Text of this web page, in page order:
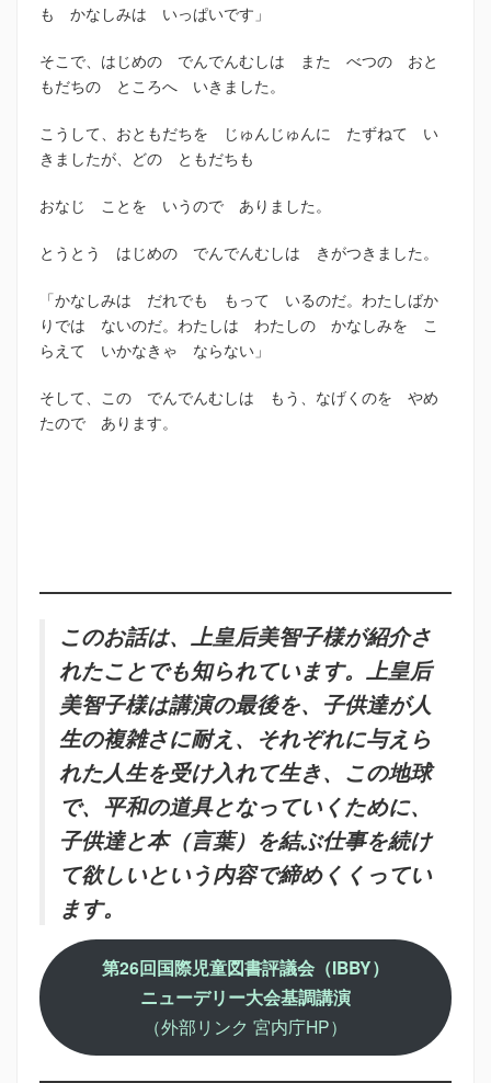
も かなしみは いっぱいです」
そこで、はじめの でんでんむしは また べつの おと
もだちの ところへ いきました。
こうして、おともだちを じゅんじゅんに たずねて い
きましたが、どの ともだちも
おなじ ことを いうので ありました。
とうとう はじめの でんでんむしは きがつきました。
「かなしみは だれでも もって いるのだ。わたしばか
りでは ないのだ。わたしは わたしの かなしみを こ
らえて いかなきゃ ならない」
そして、この でんでんむしは もう、なげくのを やめ
たので あります。
このお話は、上皇后美智子様が紹介さ
れたことでも知られています。上皇后
美智子様は講演の最後を、子供達が人
生の複雑さに耐え、それぞれに与えら
れた人生を受け入れて生き、この地球
で、平和の道具となっていくために、
子供達と本（言葉）を結ぶ仕事を続け
て欲しいという内容で締めくくってい
ます。
第26回国際児童図書評議会（IBBY）
ニューデリー大会基調講演
（外部リンク 宮内庁HP）